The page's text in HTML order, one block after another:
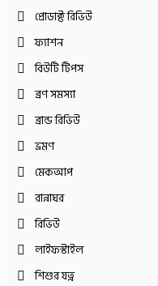
প্রোডাক্ট রিভিউ
ফ্যাশন
বিউটি টিপস
ব্রণ সমস্যা
ব্রান্ড রিভিউ
ভ্রমণ
মেকআপ
রান্নাঘর
রিভিউ
লাইফস্টাইল
শিশুর যত্ন